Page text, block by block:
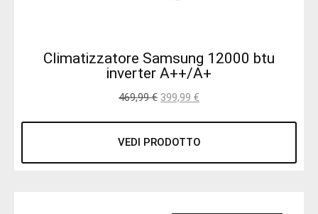
Climatizzatore Samsung 12000 btu
inverter A++/A+
469,99€ 399,99 €
VEDI PRODOTTO